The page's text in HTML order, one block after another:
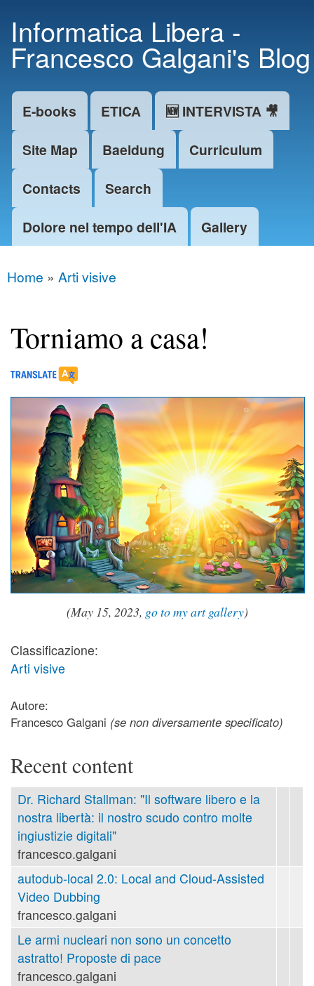
main
content
Informatica Libera -
Francesco Galgani's Blog
Main menu
E-books ETICA
🆕 INTERVISTA 🎥
Site Map
Baeldung
Curriculum
Contacts
Search
Dolore nel tempo dell'IA
Gallery
You are here
Home » Arti visive
Torniamo a casa!
(May 15, 2023, go to my art gallery)
Classificazione:
Arti visive
Autore:
Francesco Galgani (se non diversamente specificato)
Recent content
Dr. Richard Stallman: "Il software libero e la
nostra libertà: il nostro scudo contro molte
ingiustizie digitali"
francesco.galgani
autodub-local 2.0: Local and Cloud-Assisted
Video Dubbing
francesco.galgani
Le armi nucleari non sono un concetto
astratto! Proposte di pace
francesco.galgani